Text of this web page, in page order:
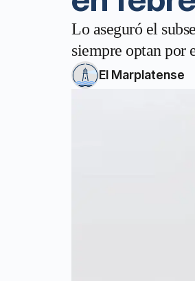
Lo aseguró el
siempre optan por
El Marplatense